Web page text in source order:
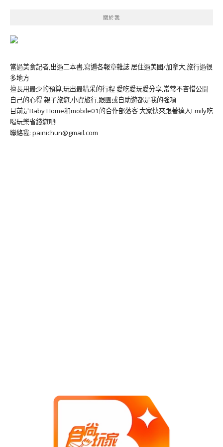
關於我
當過美食記者,出過二本書,寫遍各報章雜誌 居住過美國/加拿大,旅行過很
多地方
擅長用最少的預算,玩出最精采的行程 愛吃愛玩愛分享,常常不吝惜公開
自己的心得 親子旅遊,小資旅行,跟團或自助遊都是我的強項
目前是Baby Home和mobile01的合作部落客 大家快來跟著達人Emily吃
喝玩樂省錢遊吧!
聯絡我: painichun@gmail.com